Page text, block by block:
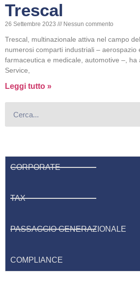
Trescal
26 Settembre 2023 Nessun commento
Trescal, multinazionale attiva nel campo
numerosi comparti industriali – aerospazio
farmaceutica e medicale, automotive –, ha
Service,
Leggi tutto »
CORPORATE
TAX
PASSAGGIO GENERAZIONALE
COMPLIANCE